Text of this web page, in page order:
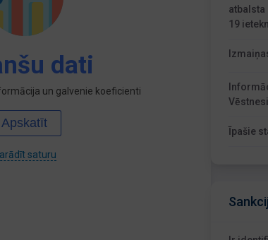
dati
un galvenie koeficienti
Apskatīt
saturu
atbalsta
19
Īpašie